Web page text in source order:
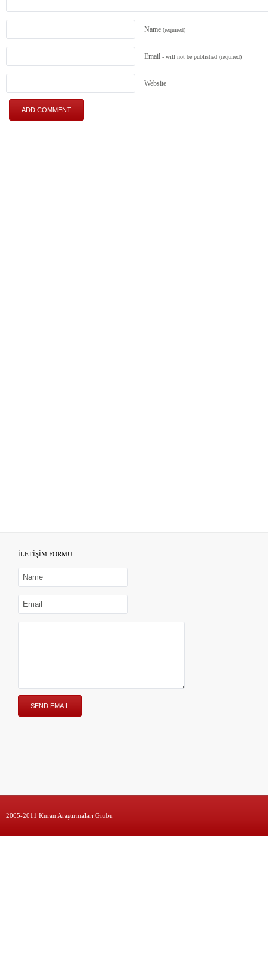
Name (required)
Email - will not be published (required)
Website
İLETİŞİM FORMU
2005-2011 Kuran Araştırmaları Grubu